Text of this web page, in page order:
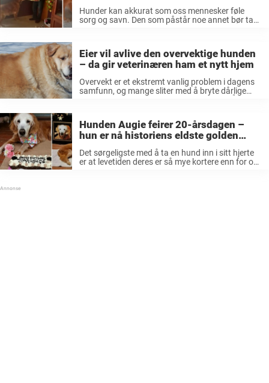
Hunder kan akkurat som oss mennesker føle
sorg og savn. Den som påstår noe annet bør ta
Eier vil avlive den overvektige hunden
– da gir veterinæren ham et nytt hjem
Overvekt er et ekstremt vanlig problem i dagens
samfunn, og mange sliter med å bryte dårlige
Hunden Augie feirer 20-årsdagen –
hun er nå historiens eldste golden
Det sørgeligste med å ta en hund inn i sitt hjerte
er at levetiden deres er så mye kortere enn for oss